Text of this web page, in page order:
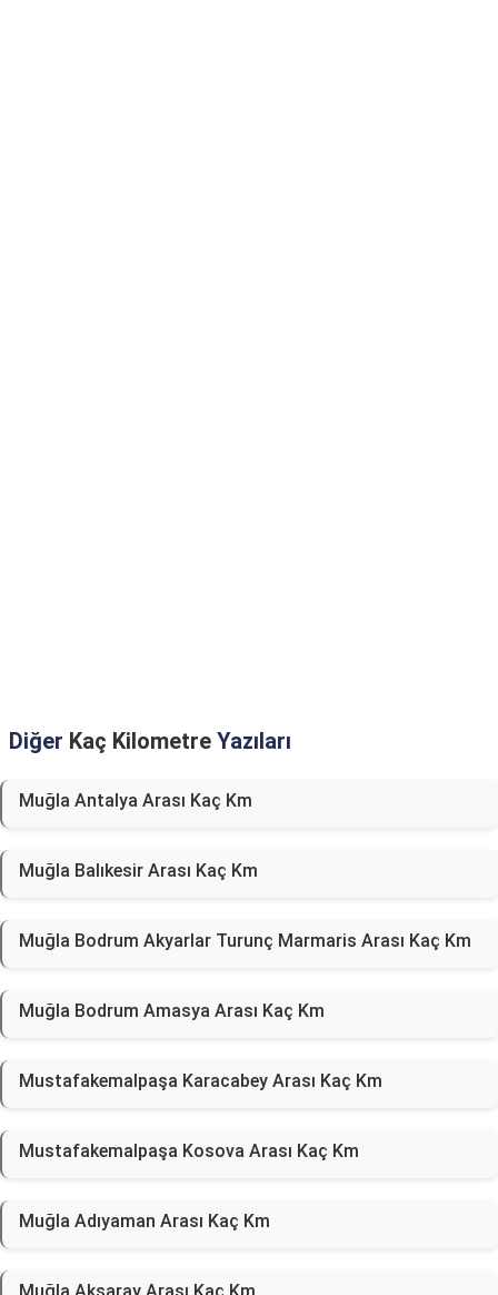
Diğer Kaç Kilometre Yazıları
Muğla Antalya Arası Kaç Km
Muğla Balıkesir Arası Kaç Km
Muğla Bodrum Akyarlar Turunç Marmaris Arası Kaç Km
Muğla Bodrum Amasya Arası Kaç Km
Mustafakemalpaşa Karacabey Arası Kaç Km
Mustafakemalpaşa Kosova Arası Kaç Km
Muğla Adıyaman Arası Kaç Km